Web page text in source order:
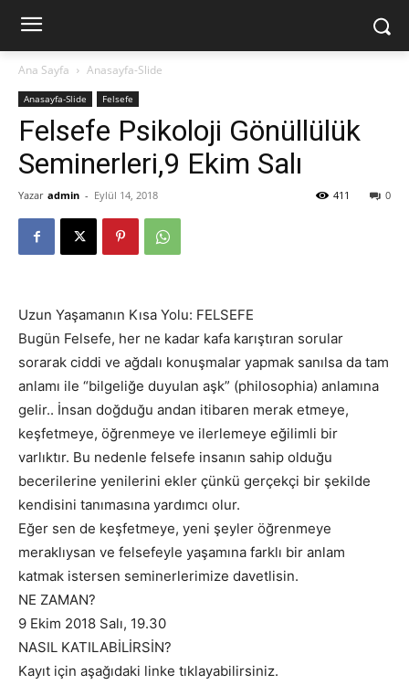
Ana Sayfa Anasayfa-Slide
Anasayfa-Slide Felsefe
Felsefe Psikoloji Gönüllülük
Seminerleri,9 Ekim Salı
Yazar admin - Eylül 14, 2018 0
411
Uzun Yaşamanın Kısa Yolu: FELSEFE
Bugün Felsefe, her ne kadar kafa karıştıran sorular
sorarak ciddi ve ağdalı konuşmalar yapmak sanılsa da tam
anlamı ile “bilgeliğe duyulan aşk” (philosophia) anlamına
gelir.. İnsan doğduğu andan itibaren merak etmeye,
keşfetmeye, öğrenmeye ve ilerlemeye eğilimli bir
varlıktır. Bu nedenle felsefe insanın sahip olduğu
becerilerine yenilerini ekler çünkü gerçekçi bir şekilde
kendisini tanımasına yardımcı olur.
Eğer sen de keşfetmeye, yeni şeyler öğrenmeye
meraklıysan ve felsefeyle yaşamına farklı bir anlam
katmak istersen seminerlerimize davetlisin.
NE ZAMAN?
9 Ekim 2018 Salı, 19.30
NASIL KATILABİLİRSİN?
Kayıt için aşağıdaki linke tıklayabilirsiniz.